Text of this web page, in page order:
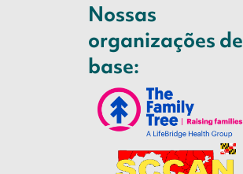
Nossas
organizações de
base: